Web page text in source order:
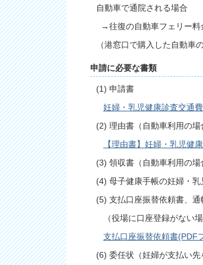
自動車で通院される場合
→往復の自動車フェリー料
（港窓口で購入した自動車
申請に必要な書類
(1) 申請書
妊婦・乳児健康診査交通
(2) 理由書（自動車利用の場
【理由書】妊婦・乳児健
(3) 領収書（自動車利用の場
(4) 母子健康手帳の妊婦・
(5) 支払口座振替依頼書、通
（役場に口座登録がない
支払口座振替依頼書(PDF
(6) 委任状（妊婦が支払い先